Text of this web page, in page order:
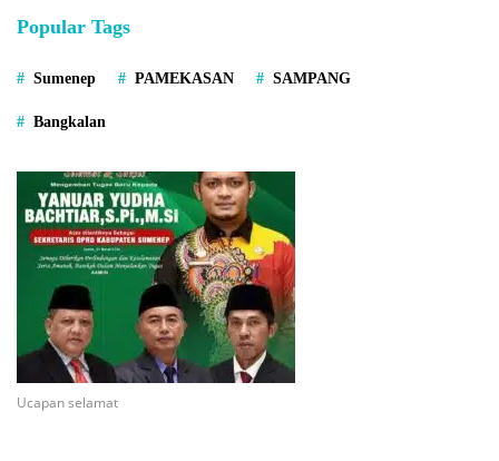
Popular Tags
Sumenep PAMEKASAN SAMPANG
Bangkalan
Ucapan selamat